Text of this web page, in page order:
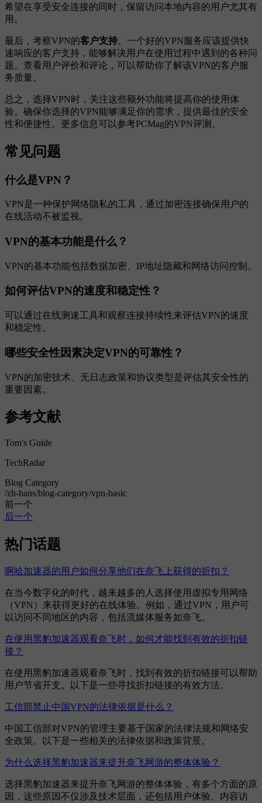
希望在享受安全连接的同时，保留访问本地内容的用户尤其有
用。
最后，考察VPN的客户支持。一个好的VPN服务应该提供快
速响应的客户支持，能够解决用户在使用过程中遇到的各种问
题。查看用户评价和评论，可以帮助你了解该VPN的客户服
务质量。
总之，选择VPN时，关注这些额外功能将提高你的使用体
验。确保你选择的VPN能够满足你的需求，提供最佳的安全
性和便捷性。更多信息可以参考PCMag的VPN评测。
常见问题
什么是VPN？
VPN是一种保护网络隐私的工具，通过加密连接确保用户的
在线活动不被监视。
VPN的基本功能是什么？
VPN的基本功能包括数据加密、IP地址隐藏和网络访问控制。
如何评估VPN的速度和稳定性？
可以通过在线测速工具和观察连接持续性来评估VPN的速度
和稳定性。
哪些安全性因素决定VPN的可靠性？
VPN的加密技术、无日志政策和协议类型是评估其安全性的
重要因素。
参考文献
Tom's Guide
TechRadar
Blog Category
/zh-hans/blog-category/vpn-basic
前一个
后一个
热门话题
啊哈加速器的用户如何分享他们在奈飞上获得的折扣？
在当今数字化的时代，越来越多的人选择使用虚拟专用网络
（VPN）来获得更好的在线体验。例如，通过VPN，用户可
以访问不同地区的内容，包括流媒体服务如奈飞。
在使用黑豹加速器观看奈飞时，如何才能找到有效的折扣链
接？
在使用黑豹加速器观看奈飞时，找到有效的折扣链接可以帮助
用户节省开支。以下是一些寻找折扣链接的有效方法。
工信部禁止中国VPN的法律依据是什么？
中国工信部对VPN的管理主要基于国家的法律法规和网络安
全政策。以下是一些相关的法律依据和政策背景。
为什么选择黑豹加速器来提升奈飞网游的整体体验？
选择黑豹加速器来提升奈飞网游的整体体验，有多个方面的原
因，这些原因不仅涉及技术层面，还包括用户体验、内容访